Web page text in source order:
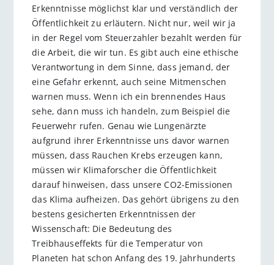
Erkenntnisse möglichst klar und verständlich der
Öffentlichkeit zu erläutern. Nicht nur, weil wir ja
in der Regel vom Steuerzahler bezahlt werden für
die Arbeit, die wir tun. Es gibt auch eine ethische
Verantwortung in dem Sinne, dass jemand, der
eine Gefahr erkennt, auch seine Mitmenschen
warnen muss. Wenn ich ein brennendes Haus
sehe, dann muss ich handeln, zum Beispiel die
Feuerwehr rufen. Genau wie Lungenärzte
aufgrund ihrer Erkenntnisse uns davor warnen
müssen, dass Rauchen Krebs erzeugen kann,
müssen wir Klimaforscher die Öffentlichkeit
darauf hinweisen, dass unsere CO2-Emissionen
das Klima aufheizen. Das gehört übrigens zu den
bestens gesicherten Erkenntnissen der
Wissenschaft: Die Bedeutung des
Treibhauseffekts für die Temperatur von
Planeten hat schon Anfang des 19. Jahrhunderts